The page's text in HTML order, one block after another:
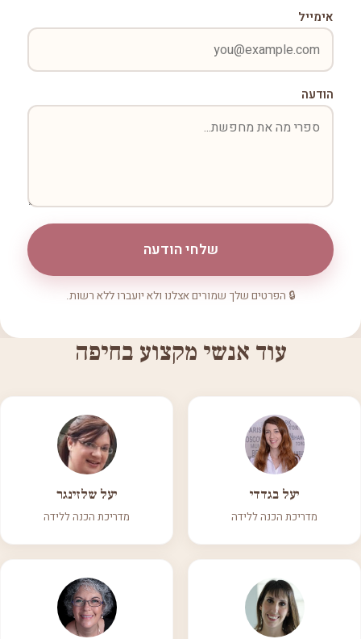
אימייל
הודעה
שלחי הודעה
🔒 הפרטים שלך שמורים אצלנו ולא יועברו ללא רשות.
עוד אנשי מקצוע בחיפה
יעל בגדדי
מדריכת הכנה ללידה
יעל שלזינגר
מדריכת הכנה ללידה